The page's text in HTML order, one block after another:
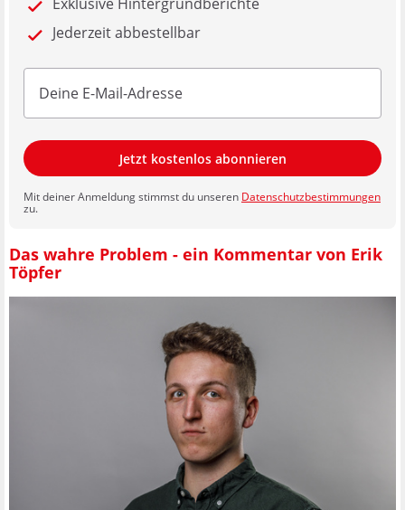
Jederzeit abbestellbar
Jetzt kostenlos abonnieren
Mit deiner Anmeldung stimmst du unseren Datenschutzbestimmungen
zu.
Das wahre Problem - ein Kommentar von Erik
Töpfer